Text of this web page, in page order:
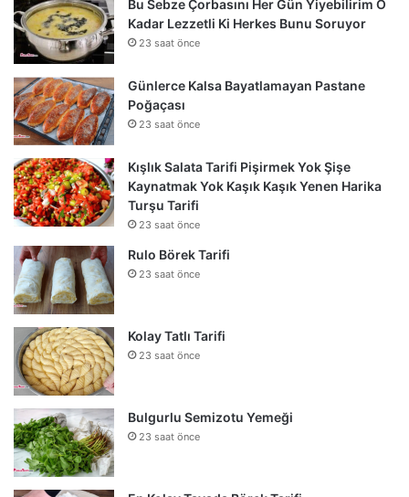
Bu Sebze Çorbasını Her Gün Yiyebilirim O
Kadar Lezzetli Ki Herkes Bunu Soruyor
23 saat önce
Günlerce Kalsa Bayatlamayan Pastane
Poğaçası
23 saat önce
Kışlık Salata Tarifi Pişirmek Yok Şişe
Kaynatmak Yok Kaşık Kaşık Yenen Harika
Turşu Tarifi
23 saat önce
Rulo Börek Tarifi
23 saat önce
Kolay Tatlı Tarifi
23 saat önce
Bulgurlu Semizotu Yemeği
23 saat önce